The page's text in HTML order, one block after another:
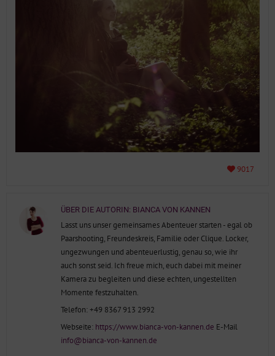
9017
ÜBER DIE AUTORIN: BIANCA VON KANNEN
Lasst uns unser gemeinsames Abenteuer starten - egal ob
Paarshooting, Freundeskreis, Familie oder Clique. Locker,
ungezwungen und abenteuerlustig, genau so, wie ihr
auch sonst seid. Ich freue mich, euch dabei mit meiner
Kamera zu begleiten und diese echten, ungestellten
Momente festzuhalten.
Telefon: +49 8367 913 2992
Webseite: https://www.bianca-von-kannen.de E-Mail
info@bianca-von-kannen.de